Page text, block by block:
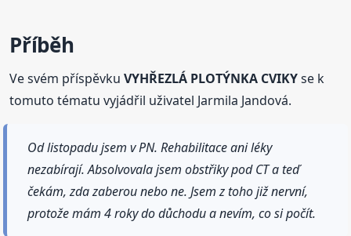
Příběh
Ve svém příspěvkuVYHŘEZLÁ PLOTÝNKA CVIKYse k
tomuto tématu vyjádřil uživatel Jarmila Jandová.
Od listopadu jsem v PN. Rehabilitace ani léky
nezabírají. Absolvovala jsem obstřiky pod CT a teď
čekám, zda zaberou nebo ne. Jsem z toho již nervní,
protože mám 4 roky do důchodu a nevím, co si počít.